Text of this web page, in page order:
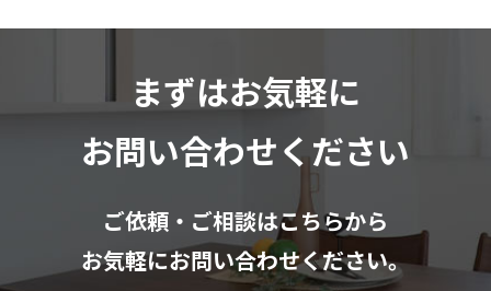
まずはお気軽に
お問い合わせください
ご依頼・ご相談はこちらから
お気軽にお問い合わせください。